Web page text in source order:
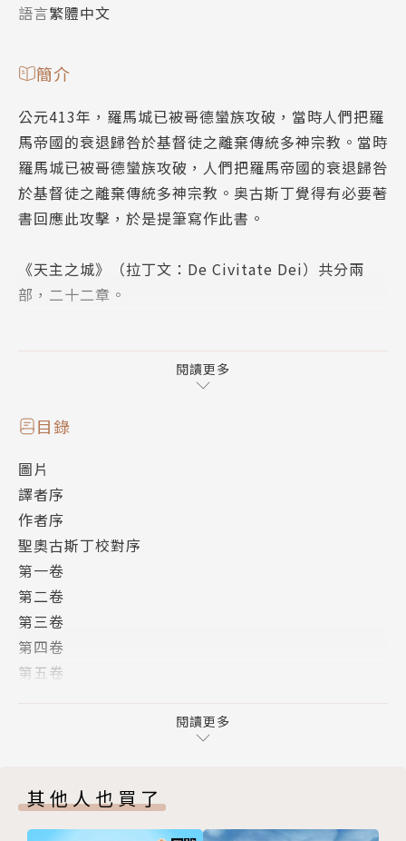
語言繁體中文
簡介
公元413年，羅馬城已被哥德蠻族攻破，當時人們把羅
馬帝國的衰退歸咎於基督徒之離棄傳統多神宗教。當時
羅馬城已被哥德蠻族攻破，人們把羅馬帝國的衰退歸咎
於基督徒之離棄傳統多神宗教。奥古斯丁覺得有必要著
書回應此攻擊，於是提筆寫作此書。
《天主之城》（拉丁文：De Civitate Dei）共分兩
部，二十二章。
退；基督教不但不是羅馬衰退的原因，反而有助於道德
的提升。但基督徒所歸屬的不是羅馬帝國或任何地上之
城，而是上帝之城。地上之城與上帝之城最根本的差別
合於對上帝的愛和因此而生的對彼此的愛。在對比這兩
個城從起源到結局的過程中，他對人類的群體生活有深
入的討論，也建構了基督教的歷史觀。
本書共分二十二章。第一部份一至十章主要在駁斥對基
督教不實的攻擊，第二部份十一至二十二章則說明地上
城和上帝城的不同起源、進展和結局。
第一部（第一至十章）主要在論述羅馬帝國滅亡的原
十二章）則說明地上城和上帝城的不同起源、進展和結
奧古斯丁在書中說明，基督徒所歸屬的不是羅馬帝國或
任何地上之城，而是天主之城。地上之城與天主之城最
閱讀更多
目錄
圖片
譯者序
作者序
聖奧古斯丁校對序
第一卷
第二卷
第三卷
第四卷
第五卷
第十卷
第十一卷
閱讀更多
其他人也買了